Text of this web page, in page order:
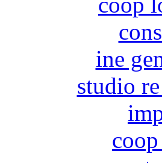
ine
studio